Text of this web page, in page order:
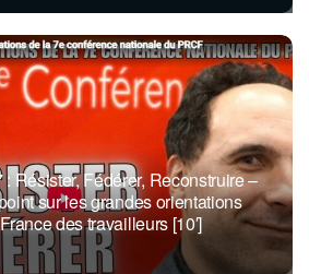
Résister, Fédérer, Reconstruire –
sur les grandes orientations
des travailleurs [10′]